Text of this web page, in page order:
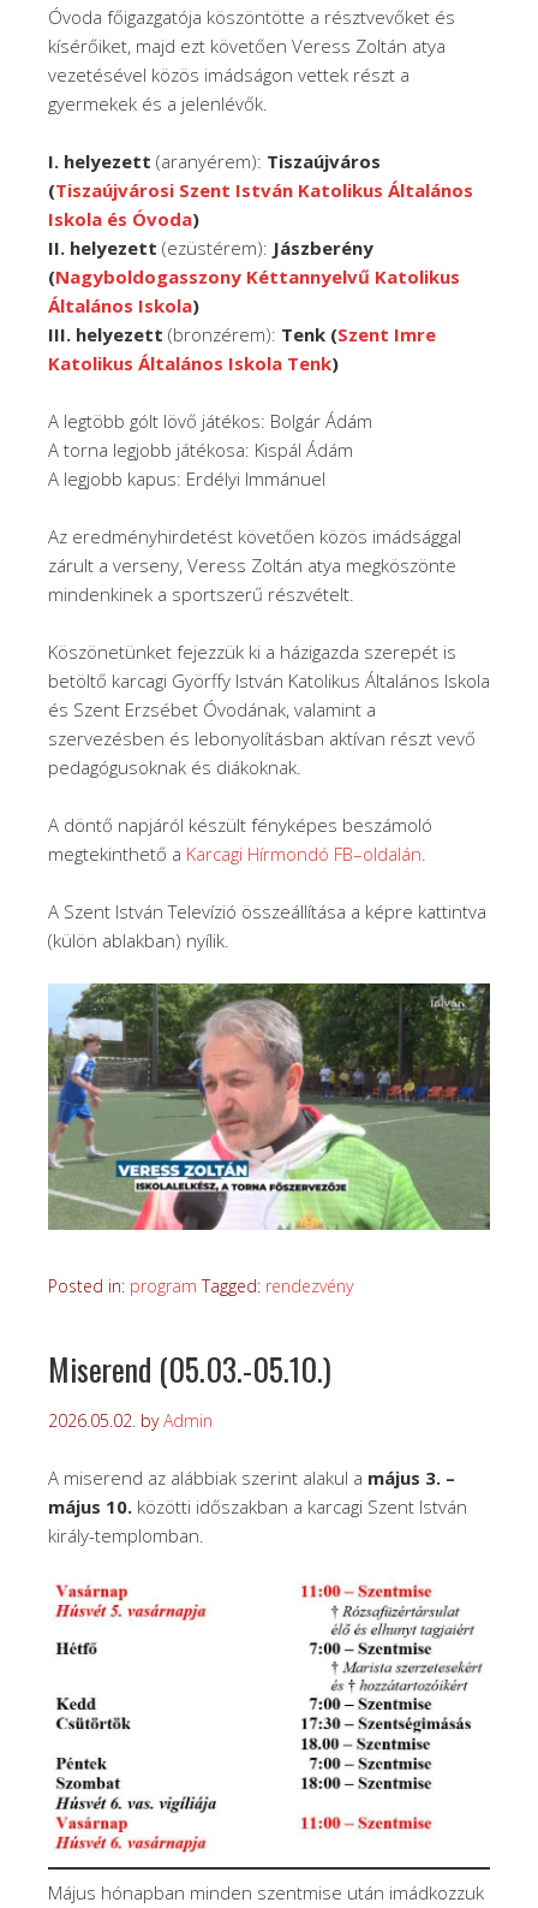
Óvoda főigazgatója köszöntötte a résztvevőket és
kísérőiket, majd ezt követően Veress Zoltán atya
vezetésével közös imádságon vettek részt a
gyermekek és a jelenlévők.
I. helyezett (aranyérem): Tiszaújváros
(Tiszaújvárosi Szent István Katolikus Általános
Iskola és Óvoda)
II. helyezett (ezüstérem): Jászberény
(Nagyboldogasszony Kéttannyelvű Katolikus
Általános Iskola)
III. helyezett (bronzérem): Tenk (Szent Imre
Katolikus Általános Iskola Tenk)
A legtöbb gólt lövő játékos: Bolgár Ádám
A torna legjobb játékosa: Kispál Ádám
A legjobb kapus: Erdélyi Immánuel
Az eredményhirdetést követően közös imádsággal
zárult a verseny, Veress Zoltán atya megköszönte
mindenkinek a sportszerű részvételt.
Köszönetünket fejezzük ki a házigazda szerepét is
betöltő karcagi Györffy István Katolikus Általános Iskola
és Szent Erzsébet Óvodának, valamint a
szervezésben és lebonyolításban aktívan részt vevő
pedagógusoknak és diákoknak.
A döntő napjáról készült fényképes beszámoló
megtekinthető a Karcagi Hírmondó FB–oldalán.
A Szent István Televízió összeállítása a képre kattintva
(külön ablakban) nyílik.
Posted in: program Tagged: rendezvény
Miserend (05.03.-05.10.)
2026.05.02. byAdmin
A miserend az alábbiak szerint alakul a május 3. –
május 10. közötti időszakban a karcagi Szent István
király-templomban.
Május hónapban minden szentmise után imádkozzuk